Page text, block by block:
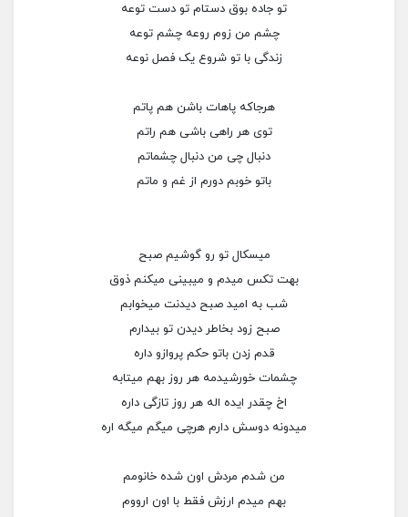
تو جاده بوق دستام تو دست توعه
چشم من زوم روعه چشم توعه
زندگی با تو شروع یک فصل نوعه
هرجاکه پاهات باشن هم پاتم
توی هر راهی باشی هم راتم
دنبال چی من دنبال چشماتم
باتو خوبم دورم از غم و ماتم
میسکال تو رو گوشیم صبح
بهت تکس میدم و میبینی میکنم ذوق
شب به امید صبح دیدنت میخوابم
صبح زود بخاطر دیدن تو بیدارم
قدم زدن باتو حکم پروازو داره
چشمات خورشیدمه هر روز بهم میتابه
اخ چقدر ایده اله هر روز تازگی داره
میدونه دوسش دارم هرچی میگم میگه اره
من شدم مردش اون شده خانومم
بهم میدم ارزش فقط با اون ارووم